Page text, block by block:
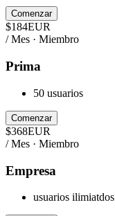
Comenzar
$184EUR
/ Mes · Miembro
Prima
50 usuarios
Comenzar
$368EUR
/ Mes · Miembro
Empresa
usuarios ilimiatdos